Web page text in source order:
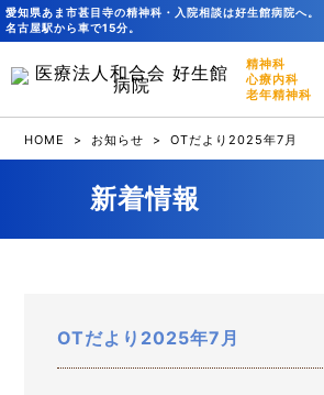
愛知県あま市甚目寺の精神科・入院相談は好生館病院へ。
名古屋駅から車で15分。
精神科
心療内科
老年精神科
HOME > お知らせ > OTだより2025年7月
新着情報
OTだより2025年7月